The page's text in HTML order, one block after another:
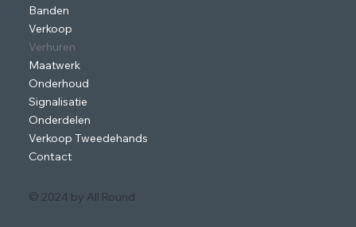
Banden
Verkoop
Verhuren
Maatwerk
Onderhoud
Signalisatie
Onderdelen
Verkoop Tweedehands
Contact
© 2024 by ​All Round